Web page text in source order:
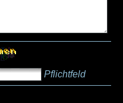
Pflichtfeld